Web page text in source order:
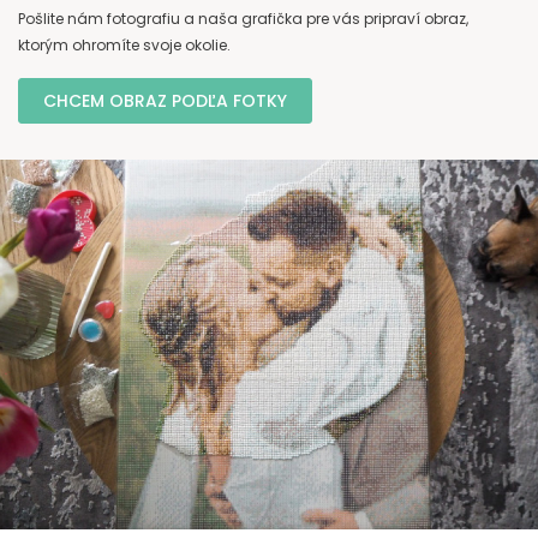
Pošlite nám fotografiu a naša grafička pre vás pripraví obraz,
ktorým ohromíte svoje okolie.
CHCEM OBRAZ PODĽA FOTKY